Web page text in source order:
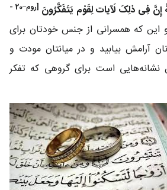
فِی ذلِکَ لَآیات لِقَوْم یَتَفَکَّرُونَ
[روم–20 -
این که همسرانی از جنس خودتان برای
آرامش بیابید و در میانتان مودت و
نشانه‌هایی است برای گروهی که تفکر